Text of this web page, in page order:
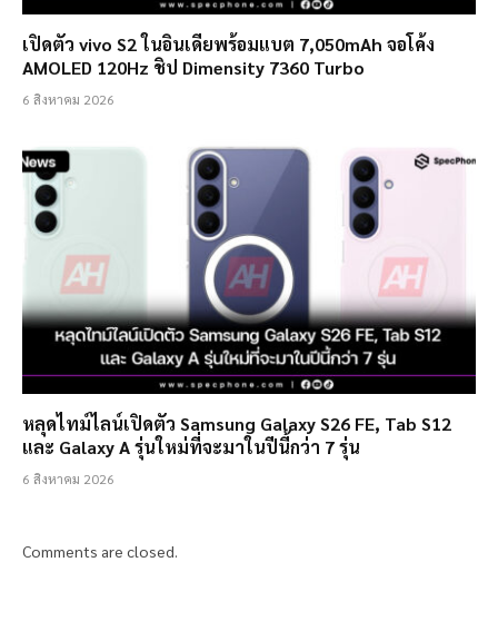
เปิดตัว vivo S2 ในอินเดียพร้อมแบต 7,050mAh จอโค้ง
AMOLED 120Hz ชิป Dimensity 7360 Turbo
6 สิงหาคม 2026
หลุดไทม์ไลน์เปิดตัว Samsung Galaxy S26 FE, Tab S12
และ Galaxy A รุ่นใหม่ที่จะมาในปีนี้กว่า 7 รุ่น
6 สิงหาคม 2026
Comments are closed.